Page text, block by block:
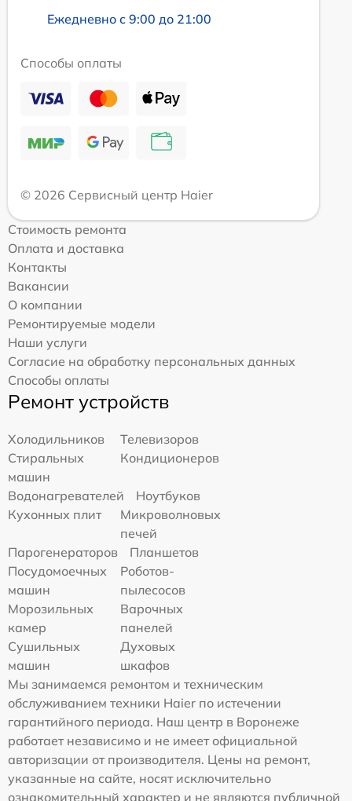
Ежедневно с 9:00 до 21:00
Способы оплаты
© 2026 Сервисный центр Haier
Стоимость ремонта
Оплата и доставка
Контакты
Вакансии
О компании
Ремонтируемые модели
Наши услуги
Согласие на обработку персональных данных
Способы оплаты
Ремонт устройств
Холодильников
Телевизоров
Стиральных
машин
Кондиционеров
Водонагревателей
Ноутбуков
Кухонных плит
Микроволновых
печей
Парогенераторов
Планшетов
Посудомоечных
машин
Роботов-
пылесосов
Морозильных
камер
Варочных
панелей
Сушильных
машин
Духовых
шкафов
Мы занимаемся ремонтом и техническим
обслуживанием техники Haier по истечении
гарантийного периода. Наш центр в Воронеже
работает независимо и не имеет официальной
авторизации от производителя. Цены на ремонт,
указанные на сайте, носят исключительно
ознакомительный характер и не являются публичной